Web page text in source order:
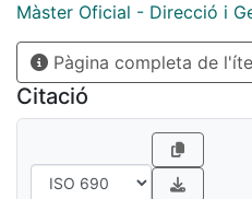
Màster Oficial - Direcció i
Pàgina completa de
Citació